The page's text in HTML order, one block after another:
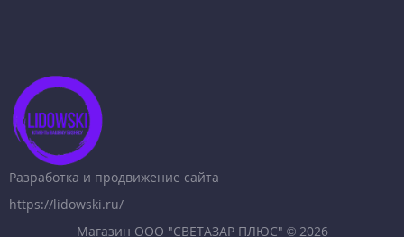
Магазин ООО "СВЕТАЗАР ПЛЮС" © 2026
Разработка и продвижение сайта
https://lidowski.ru/